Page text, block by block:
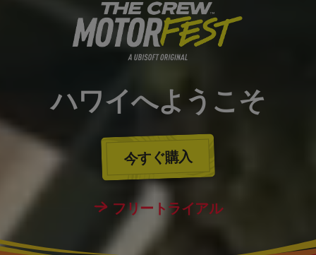
ハワイへようこそ
今すぐ購入
フリートライアル